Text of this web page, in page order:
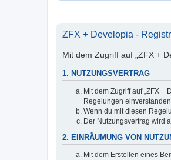
ZFX + Developia -
Mit dem Zugriff auf „ZFX +
1. NUTZUNGSVERTRAG
Mit dem Zugriff auf „ZFX
Regelungen
Wenn du mit diesen
Der Nutzungsvertrag wird
2. EINRÄUMUNG VON
Mit dem Erstellen eines